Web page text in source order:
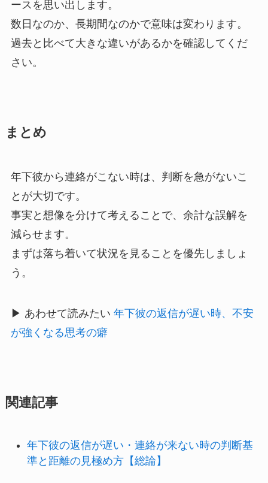
ースを思い出します。
数日なのか、長期間なのかで意味は変わります。
過去と比べて大きな違いがあるかを確認してくだ
さい。
まとめ
年下彼から連絡がこない時は、判断を急がないこ
とが大切です。
事実と想像を分けて考えることで、余計な誤解を
減らせます。
まずは落ち着いて状況を見ることを優先しましょ
う。
▶︎ あわせて読みたい 年下彼の返信が遅い時、不安
が強くなる思考の癖
関連記事
年下彼の返信が遅い・連絡が来ない時の判断基
準と距離の見極め方【総論】